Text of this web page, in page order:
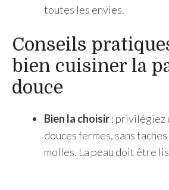
toutes les envies.
Conseils
bien cuisiner la
douce
Bien la choisir: privilégiez
douces fermes, sans
molles. La peau doit être